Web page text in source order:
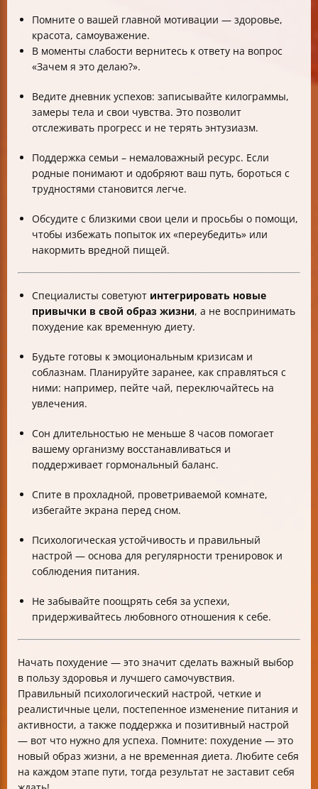
Помните о вашей главной мотивации — здоровье,
красота, самоуважение.
В моменты слабости вернитесь к ответу на вопрос
«Зачем я это делаю?».
Ведите дневник успехов: записывайте килограммы,
замеры тела и свои чувства. Это позволит
отслеживать прогресс и не терять энтузиазм.
Поддержка семьи – немаловажный ресурс. Если
родные понимают и одобряют ваш путь, бороться с
трудностями становится легче.
Обсудите с близкими свои цели и просьбы о помощи,
чтобы избежать попыток их «переубедить» или
накормить вредной пищей.
Специалисты советуют интегрировать новые
привычки в свой образ жизни, а не воспринимать
похудение как временную диету.
Будьте готовы к эмоциональным кризисам и
соблазнам. Планируйте заранее, как справляться с
ними: например, пейте чай, переключайтесь на
увлечения.
Сон длительностью не меньше 8 часов помогает
вашему организму восстанавливаться и
поддерживает гормональный баланс.
Спите в прохладной, проветриваемой комнате,
избегайте экрана перед сном.
Психологическая устойчивость и правильный
настрой — основа для регулярности тренировок и
соблюдения питания.
Не забывайте поощрять себя за успехи,
придерживайтесь любовного отношения к себе.
Начать похудение — это значит сделать важный выбор
в пользу здоровья и лучшего самочувствия.
Правильный психологический настрой, четкие и
реалистичные цели, постепенное изменение питания и
активности, а также поддержка и позитивный настрой
— вот что нужно для успеха. Помните: похудение — это
новый образ жизни, а не временная диета. Любите себя
на каждом этапе пути, тогда результат не заставит себя